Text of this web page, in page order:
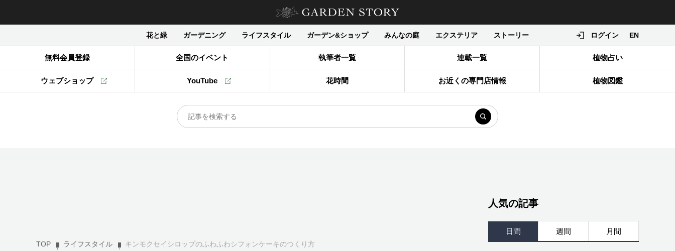
花と緑 ガーデニング ライフスタイル ガーデン&ショップ みんなの庭 エクステリア ストーリー ログイン EN
無料会員登録 全国のイベント 執筆者一覧 連載一覧 植物占い
ウェブショップ YouTube 花時間 お近くの専門店情報 植物図鑑
TOP ライフスタイル キンモクセイシロップのふわふわシフォンケーキのつくり方
人気の記事
日間 週間 月間